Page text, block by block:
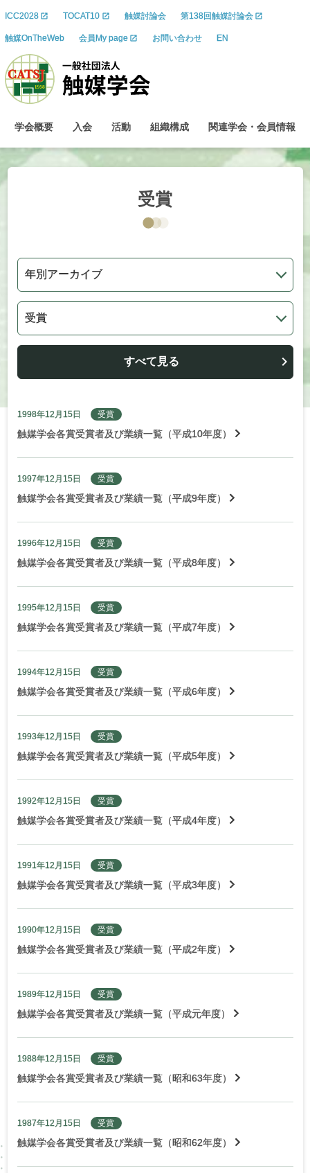
ICC2028 TOCAT10 触媒討論会 第138回触媒討論会
触媒OnTheWeb 会員My page お問い合わせ EN
学会概要 入会 活動 組織構成 関連学会 ・ 会員情報
受賞
すべて見る
1998年12月15日 受賞
触媒学会各賞受賞者及び業績一覧（平成10年度）
1997年12月15日 受賞
触媒学会各賞受賞者及び業績一覧（平成9年度）
1996年12月15日 受賞
触媒学会各賞受賞者及び業績一覧（平成8年度）
1995年12月15日 受賞
触媒学会各賞受賞者及び業績一覧（平成7年度）
1994年12月15日 受賞
触媒学会各賞受賞者及び業績一覧（平成6年度）
1993年12月15日 受賞
触媒学会各賞受賞者及び業績一覧（平成5年度）
1992年12月15日 受賞
触媒学会各賞受賞者及び業績一覧（平成4年度）
1991年12月15日 受賞
触媒学会各賞受賞者及び業績一覧（平成3年度）
1990年12月15日 受賞
触媒学会各賞受賞者及び業績一覧（平成2年度）
1989年12月15日 受賞
触媒学会各賞受賞者及び業績一覧（平成元年度）
1988年12月15日 受賞
触媒学会各賞受賞者及び業績一覧（昭和63年度）
1987年12月15日 受賞
触媒学会各賞受賞者及び業績一覧（昭和62年度）